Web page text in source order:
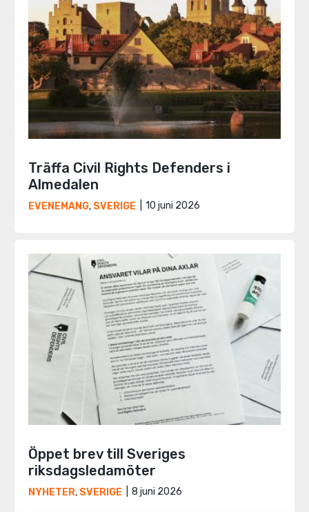
Träffa Civil Rights Defenders i
Almedalen
EVENEMANG, SVERIGE 10 juni 2026
Öppet brev till Sveriges
riksdagsledamöter
NYHETER, SVERIGE 8 juni 2026